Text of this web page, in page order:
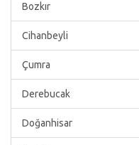
Bozkır
Cihanbeyli
Çumra
Derebucak
Doğanhisar